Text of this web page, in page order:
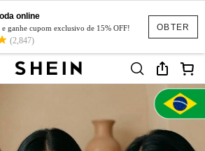
OBTER
online
ganhe cupom exclusivo de 15% OFF!
(2,847)